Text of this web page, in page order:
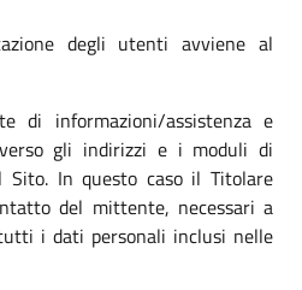
degli utenti avviene al
di informazioni/assistenza e
gli indirizzi e i moduli di
In questo caso il Titolare
del mittente, necessari a
i dati personali inclusi nelle